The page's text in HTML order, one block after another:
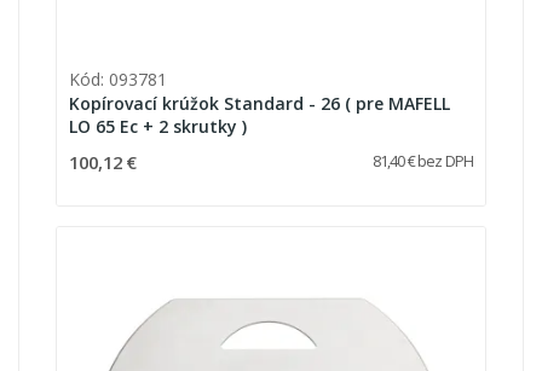
Kód: 093781
Kopírovací krúžok Standard - 26 ( pre MAFELL
LO 65 Ec + 2 skrutky )
100,12 € 81,40 € bez DPH